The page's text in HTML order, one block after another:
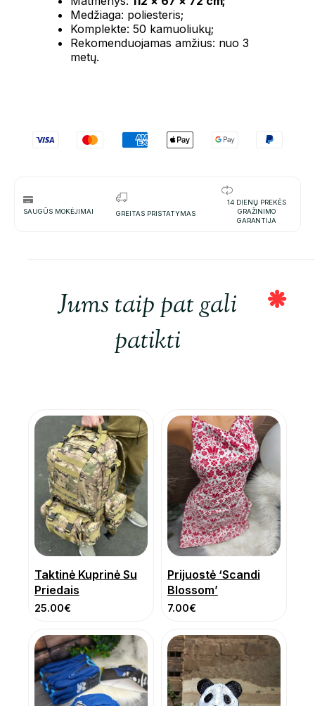
Medžiaga: poliesteris;
Komplekte: 50 kamuoliukų;
Rekomenduojamas amžius: nuo 3
metų.
SAUGŪS MOKĖJIMAI GREITAS PRISTATYMAS
14 DIENŲ PREKĖS
GRAŽINIMO
GARANTIJA
Jums taip pat gali
patikti
Taktinė Kuprinė Su
Priedais
25.00€
Prijuostė ‘Scandi
Blossom’
7.00€